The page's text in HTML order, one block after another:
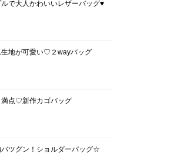
ルで大人かわいいレザーバッグ♥
生地が可愛い♡２wayバッグ
満点♡新作カゴバッグ
ツグン！ショルダーバッグ☆